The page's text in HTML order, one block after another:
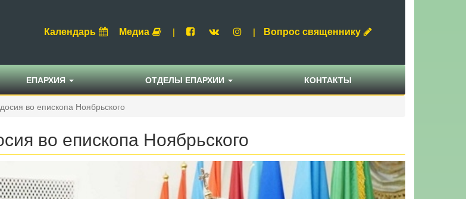
Календарь Медиа | | Вопрос священнику
ЕПАРХИЯ ОТДЕЛЫ ЕПАРХИИ КОНТАКТЫ
во епископа Ноябрьского
во епископа Ноябрьского